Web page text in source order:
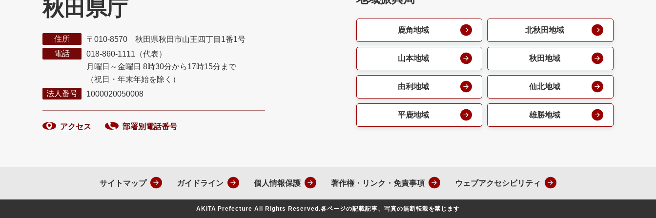
秋田県庁
住所
〒010-8570 秋田県秋田市山王四丁目1番1号
電話
018-860-1111（代表）
月曜日～金曜日 8時30分から17時15分まで
（祝日・年末年始を除く）
法人番号
1000020050008
アクセス 部署別電話番号
鹿角地域 北秋田地域
山本地域 秋田地域
由利地域 仙北地域
平鹿地域 雄勝地域
サイトマップ ガイドライン 個人情報保護 著作権・リンク・免責事項 ウェブアクセシビリティ
AKITA Prefecture All Rights Reserved.各ページの記載記事、写真の無断転載を禁じます